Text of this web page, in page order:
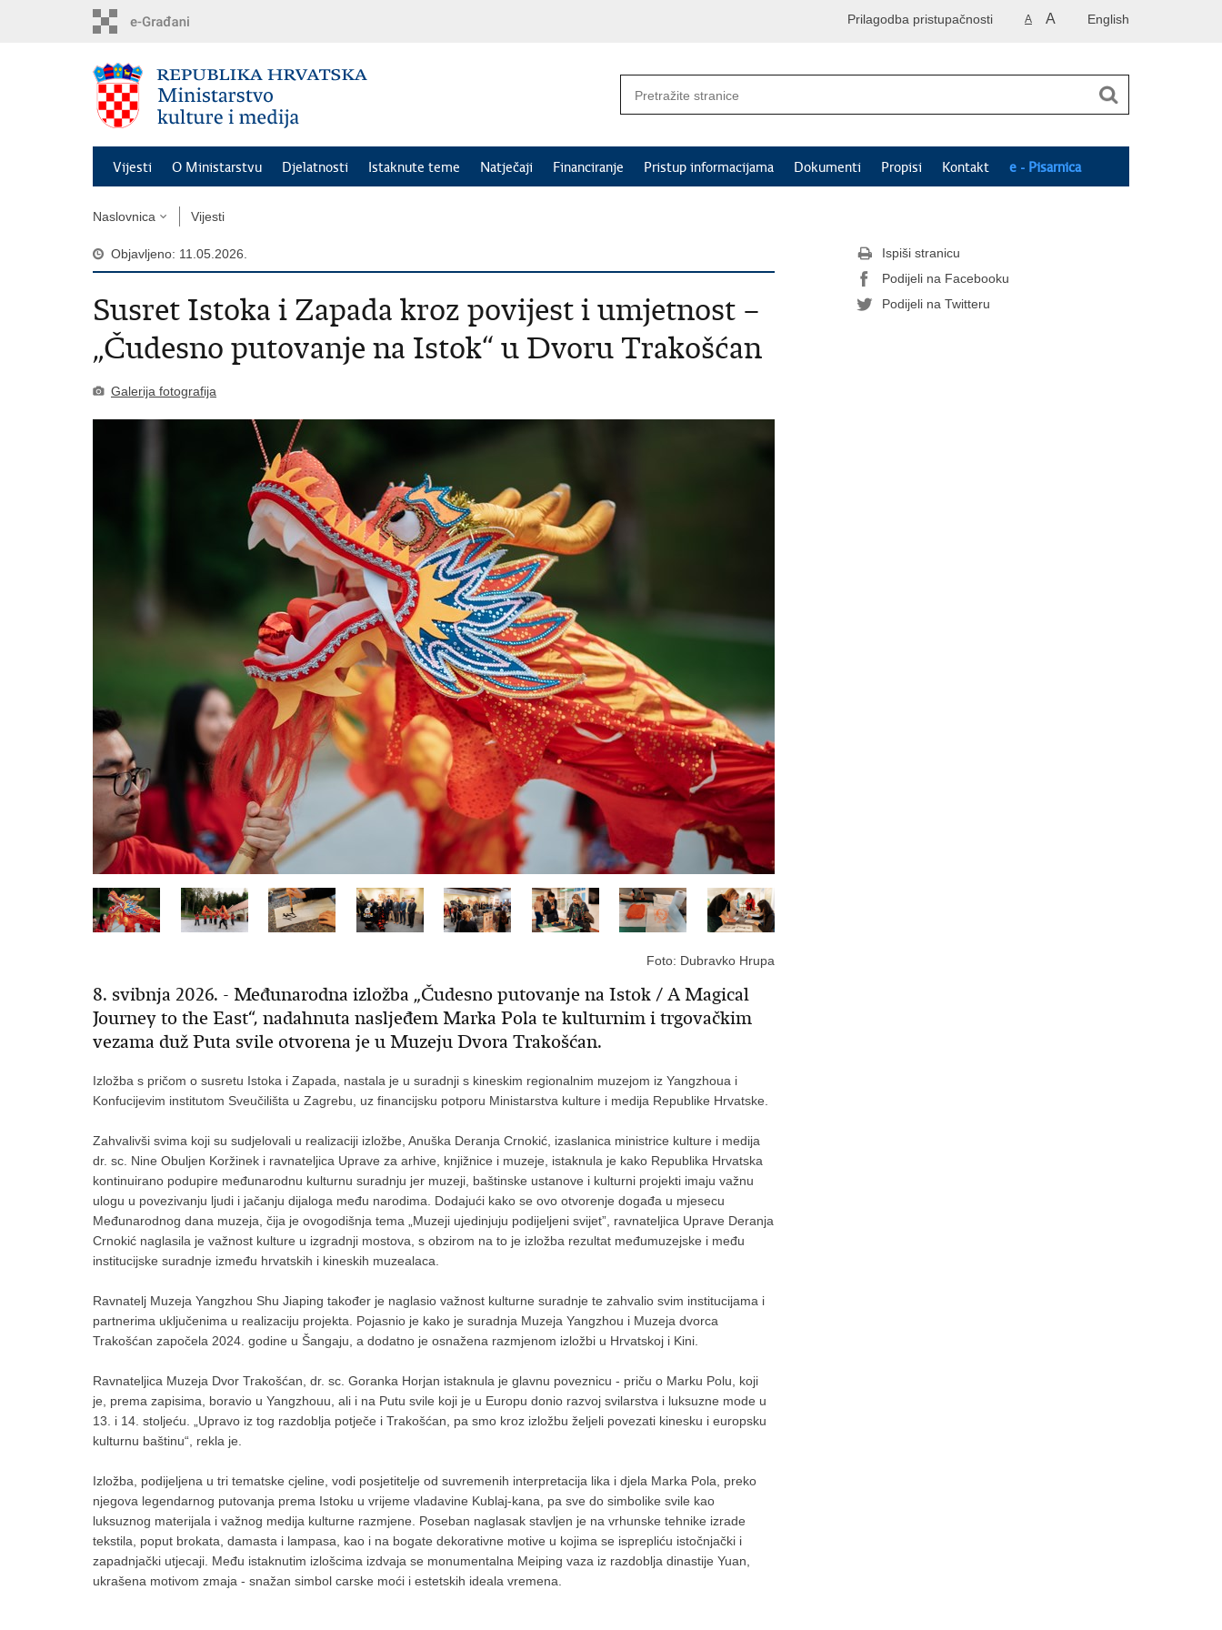
English
A A
Prilagodba pristupačnosti
Vijesti O Ministarstvu Djelatnosti Istaknute teme Natječaji Financiranje Pristup informacijama Dokumenti Propisi Kontakt e - Pisarnica
Naslovnica Vijesti
Objavljeno: 11.05.2026.
Susret Istoka i Zapada kroz povijest i umjetnost –
„Čudesno putovanje na Istok“ u Dvoru Trakošćan
Galerija fotografija
Foto: Dubravko Hrupa
8. svibnja 2026. - Međunarodna izložba „Čudesno putovanje na Istok / A Magical
Journey to the East“, nadahnuta nasljeđem Marka Pola te kulturnim i trgovačkim
vezama duž Puta svile otvorena je u Muzeju Dvora Trakošćan.
Izložba s pričom o susretu Istoka i Zapada, nastala je u suradnji s kineskim regionalnim muzejom iz Yangzhoua i
Konfucijevim institutom Sveučilišta u Zagrebu, uz financijsku potporu Ministarstva kulture i medija Republike Hrvatske.
Zahvalivši svima koji su sudjelovali u realizaciji izložbe, Anuška Deranja Crnokić, izaslanica ministrice kulture i medija
dr. sc. Nine Obuljen Koržinek i ravnateljica Uprave za arhive, knjižnice i muzeje, istaknula je kako Republika Hrvatska
kontinuirano podupire međunarodnu kulturnu suradnju jer muzeji, baštinske ustanove i kulturni projekti imaju važnu
ulogu u povezivanju ljudi i jačanju dijaloga među narodima. Dodajući kako se ovo otvorenje događa u mjesecu
Međunarodnog dana muzeja, čija je ovogodišnja tema „Muzeji ujedinjuju podijeljeni svijet”, ravnateljica Uprave Deranja
Crnokić naglasila je važnost kulture u izgradnji mostova, s obzirom na to je izložba rezultat međumuzejske i među
institucijske suradnje između hrvatskih i kineskih muzealaca.
Ravnatelj Muzeja Yangzhou Shu Jiaping također je naglasio važnost kulturne suradnje te zahvalio svim institucijama i
partnerima uključenima u realizaciju projekta. Pojasnio je kako je suradnja Muzeja Yangzhou i Muzeja dvorca
Trakošćan započela 2024. godine u Šangaju, a dodatno je osnažena razmjenom izložbi u Hrvatskoj i Kini.
Ravnateljica Muzeja Dvor Trakošćan, dr. sc. Goranka Horjan istaknula je glavnu poveznicu - priču o Marku Polu, koji
je, prema zapisima, boravio u Yangzhouu, ali i na Putu svile koji je u Europu donio razvoj svilarstva i luksuzne mode u
13. i 14. stoljeću. „Upravo iz tog razdoblja potječe i Trakošćan, pa smo kroz izložbu željeli povezati kinesku i europsku
kulturnu baštinu“, rekla je.
Izložba, podijeljena u tri tematske cjeline, vodi posjetitelje od suvremenih interpretacija lika i djela Marka Pola, preko
njegova legendarnog putovanja prema Istoku u vrijeme vladavine Kublaj-kana, pa sve do simbolike svile kao
luksuznog materijala i važnog medija kulturne razmjene. Poseban naglasak stavljen je na vrhunske tehnike izrade
tekstila, poput brokata, damasta i lampasa, kao i na bogate dekorativne motive u kojima se isprepliću istočnjački i
zapadnjački utjecaji. Među istaknutim izlošcima izdvaja se monumentalna Meiping vaza iz razdoblja dinastije Yuan,
ukrašena motivom zmaja - snažan simbol carske moći i estetskih ideala vremena.
Ispiši stranicu
Podijeli na Facebooku
Podijeli na Twitteru